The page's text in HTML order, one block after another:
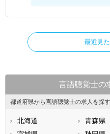
最近見
言語聴覚士の
都道府県から言語聴覚士の求人を探す
北海道 青森県